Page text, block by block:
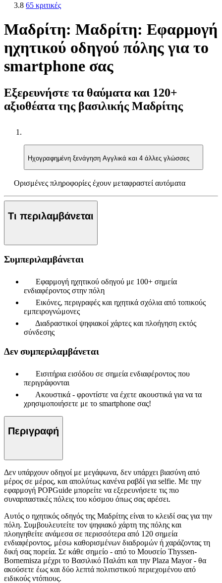
3.8 65 κριτικές
Μαδρίτη: Μαδρίτη: Εφαρμογή
ηχητικού οδηγού πόλης για το
smartphone σας
Εξερευνήστε τα θαύματα και 120+
αξιοθέατα της βασιλικής Μαδρίτης
Ηχογραφημένη ξενάγηση Αγγλικά και 4 άλλες γλώσσες
Ορισμένες πληροφορίες έχουν μεταφραστεί αυτόματα
Τι περιλαμβάνεται
Συμπεριλαμβάνεται
Εφαρμογή ηχητικού οδηγού με 100+ σημεία
ενδιαφέροντος στην πόλη
Εικόνες, περιγραφές και ηχητικά σχόλια από τοπικούς
εμπειρογνώμονες
Διαδραστικοί ψηφιακοί χάρτες και πλοήγηση εκτός
σύνδεσης
Δεν συμπεριλαμβάνεται
Εισιτήρια εισόδου σε σημεία ενδιαφέροντος που
περιγράφονται
Ακουστικά - φροντίστε να έχετε ακουστικά για να τα
χρησιμοποιήσετε με το smartphone σας!
Περιγραφή
Δεν υπάρχουν οδηγοί με μεγάφωνα, δεν υπάρχει βιασύνη από
μέρος σε μέρος, και απολύτως κανένα ραβδί για selfie. Με την
εφαρμογή POPGuide μπορείτε να εξερευνήσετε τις πιο
συναρπαστικές πόλεις του κόσμου όπως σας αρέσει.
Αυτός ο ηχητικός οδηγός της Μαδρίτης είναι το κλειδί σας για την
πόλη. Συμβουλευτείτε τον ψηφιακό χάρτη της πόλης και
πλοηγηθείτε ανάμεσα σε περισσότερα από 120 σημεία
ενδιαφέροντος, μέσω καθορισμένων διαδρομών ή χαράζοντας τη
δική σας πορεία. Σε κάθε σημείο - από το Μουσείο Thyssen-
Bornemisza μέχρι το Βασιλικό Παλάτι και την Plaza Mayor - θα
ακούσετε έως και δύο λεπτά πολιτιστικού περιεχομένου από
ειδικούς ντόπιους.